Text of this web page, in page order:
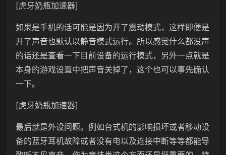
[虎牙奶瓶加速器]
如果是手机的话可能是因为开了震动模式，这样即便是
开了声音也默认以静音模式运行。所以感觉什么都没声
的话还是查看一下目前设备的运行模式，另外一点就是
本身的游戏设置中把声音关掉了，这个也可以事先确认
一下。
[虎牙奶瓶加速器]
最后就是外设问题。例如台式机的影响损坏或者移动设
备的蓝牙耳机故障或者没有电以及连接中断等等都能导